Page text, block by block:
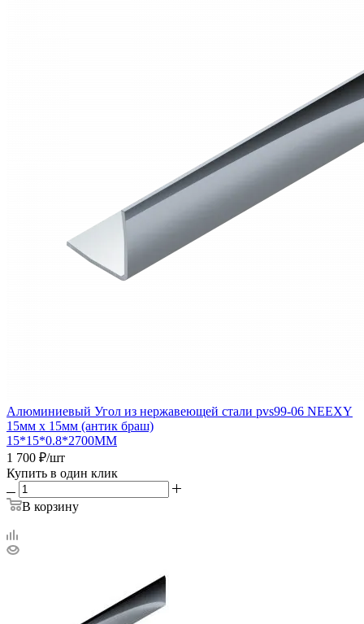
Алюминиевый Угол из нержавеющей стали pvs99-06 NEEXY
15мм х 15мм (антик браш)
15*15*0.8*2700ММ
1 700 ₽/шт
Купить в один клик
В корзину